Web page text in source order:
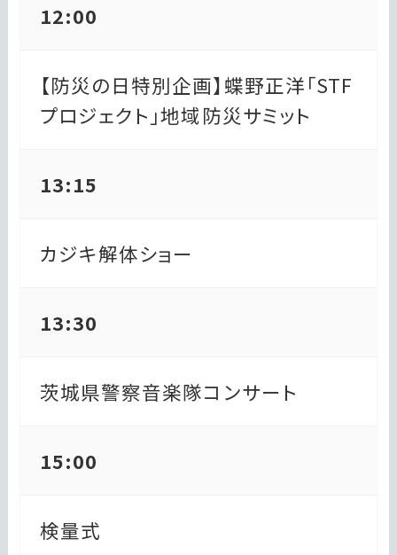
12:00
【防災の日特別企画】蝶野正洋「STF
プロジェクト」地域防災サミット
13:15
カジキ解体ショー
13:30
茨城県警察音楽隊コンサート
15:00
検量式